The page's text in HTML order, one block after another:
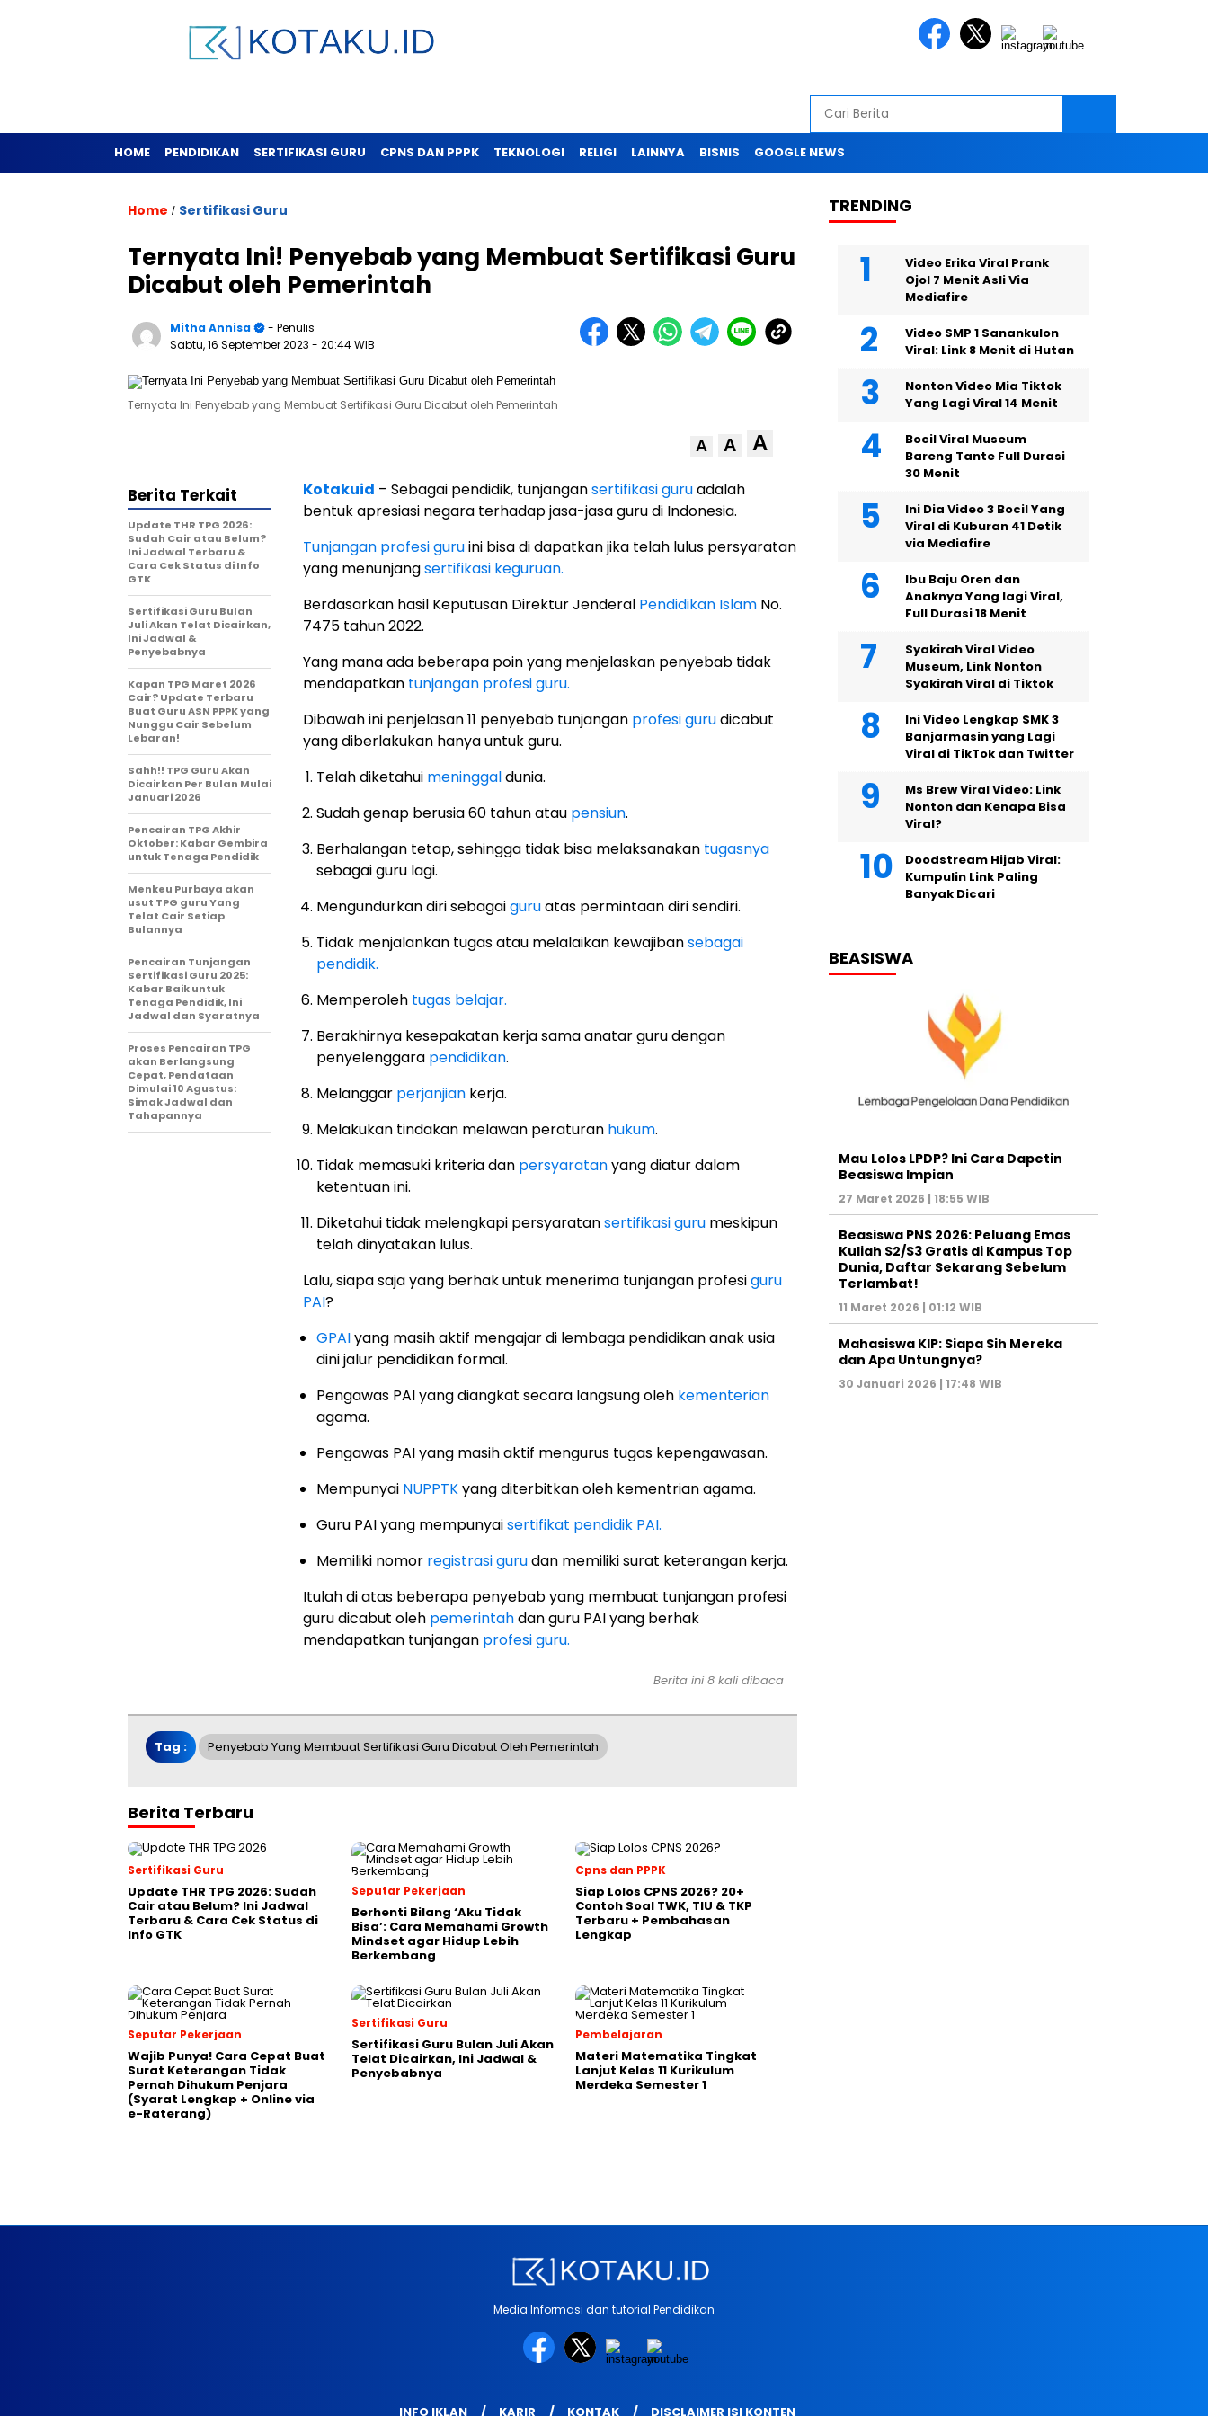
HOME PENDIDIKAN SERTIFIKASI GURU CPNS DAN PPPK TEKNOLOGI RELIGI LAINNYA BISNIS GOOGLE NEWS
Home / Sertifikasi Guru
Ternyata Ini! Penyebab yang Membuat Sertifikasi Guru
Dicabut oleh Pemerintah
Mitha Annisa
- Penulis
Sabtu, 16 September 2023 - 20:44 WIB
Ternyata Ini Penyebab yang Membuat Sertifikasi Guru Dicabut oleh Pemerintah
A A A
Kotakuid – Sebagai pendidik, tunjangansertifikasi guruadalah
bentuk apresiasi negara terhadap jasa-jasa guru di Indonesia.
Tunjangan profesi guruini bisa di dapatkan jika telah lulus persyaratan
yang menunjangsertifikasi keguruan.
Berdasarkan hasil Keputusan Direktur Jenderal Pendidikan Islam No.
7475 tahun 2022.
Yang mana ada beberapa poin yang menjelaskan penyebab tidak
mendapatkan tunjangan profesi guru.
Dibawah ini penjelasan 11 penyebab tunjangan profesi gurudicabut
yang diberlakukan hanya untuk guru.
Telah diketahui meninggaldunia.
Sudah genap berusia 60 tahun atau pensiun.
Berhalangan tetap, sehingga tidak bisa melaksanakan tugasnya
sebagai guru lagi.
Mengundurkan diri sebagaiguruatas permintaan diri sendiri.
Tidak menjalankan tugas atau melalaikan kewajibansebagai
pendidik.
Memperoleh tugas belajar.
Berakhirnya kesepakatan kerja sama anatar guru dengan
penyelenggara pendidikan.
Melanggar perjanjian kerja.
Melakukan tindakan melawan peraturan hukum.
Tidak memasuki kriteria dan persyaratanyang diatur dalam
ketentuan ini.
Diketahui tidak melengkapi persyaratansertifikasi guru meskipun
telah dinyatakan lulus.
Lalu, siapa saja yang berhak untuk menerima tunjangan profesiguru
PAI?
GPAIyang masih aktif mengajar di lembaga pendidikan anak usia
dini jalur pendidikan formal.
Pengawas PAI yang diangkat secara langsung oleh kementerian
agama.
Pengawas PAI yang masih aktif mengurus tugas kepengawasan.
Mempunyai NUPPTKyang diterbitkan oleh kementrian agama.
Guru PAI yang mempunyaisertifikat pendidik PAI.
Memiliki nomor registrasi gurudan memiliki surat keterangan kerja.
Itulah di atas beberapa penyebab yang membuat tunjangan profesi
guru dicabut oleh pemerintahdan guru PAI yang berhak
mendapatkan tunjangan profesi guru.
Berita Terkait
Update THR TPG 2026:
Sudah Cair atau Belum?
Ini Jadwal Terbaru &
Cara Cek Status di Info
GTK
Sertifikasi Guru Bulan
Juli Akan Telat Dicairkan,
Ini Jadwal &
Penyebabnya
Kapan TPG Maret 2026
Cair? Update Terbaru
Buat Guru ASN PPPK yang
Nunggu Cair Sebelum
Lebaran!
Sahh!! TPG Guru Akan
Dicairkan Per Bulan Mulai
Januari 2026
Pencairan TPG Akhir
Oktober: Kabar Gembira
untuk Tenaga Pendidik
Menkeu Purbaya akan
usut TPG guru Yang
Telat Cair Setiap
Bulannya
Pencairan Tunjangan
Sertifikasi Guru 2025:
Kabar Baik untuk
Tenaga Pendidik, Ini
Jadwal dan Syaratnya
Proses Pencairan TPG
akan Berlangsung
Cepat, Pendataan
Dimulai 10 Agustus:
Simak Jadwal dan
Tahapannya
Berita ini 8 kali dibaca
Tag : Penyebab Yang Membuat Sertifikasi Guru Dicabut Oleh Pemerintah
Berita Terbaru
Sertifikasi Guru
Update THR TPG 2026: Sudah
Cair atau Belum? Ini Jadwal
Terbaru & Cara Cek Status di
Info GTK
Seputar Pekerjaan
Berhenti Bilang ‘Aku Tidak
Bisa’: Cara Memahami Growth
Mindset agar Hidup Lebih
Berkembang
Cpns dan PPPK
Siap Lolos CPNS 2026? 20+
Contoh Soal TWK, TIU & TKP
Terbaru + Pembahasan
Lengkap
Seputar Pekerjaan
Wajib Punya! Cara Cepat Buat
Surat Keterangan Tidak
Pernah Dihukum Penjara
(Syarat Lengkap + Online via
e-Raterang)
Sertifikasi Guru
Sertifikasi Guru Bulan Juli Akan
Telat Dicairkan, Ini Jadwal &
Penyebabnya
Pembelajaran
Materi Matematika Tingkat
Lanjut Kelas 11 Kurikulum
Merdeka Semester 1
TRENDING
Video Erika Viral Prank
Ojol 7 Menit Asli Via
Mediafire
Video SMP 1 Sanankulon
Viral: Link 8 Menit di Hutan
Nonton Video Mia Tiktok
Yang Lagi Viral 14 Menit
Bocil Viral Museum
Bareng Tante Full Durasi
30 Menit
Ini Dia Video 3 Bocil Yang
Viral di Kuburan 41 Detik
via Mediafire
Ibu Baju Oren dan
Anaknya Yang lagi Viral,
Full Durasi 18 Menit
Syakirah Viral Video
Museum, Link Nonton
Syakirah Viral di Tiktok
Ini Video Lengkap SMK 3
Banjarmasin yang Lagi
Viral di TikTok dan Twitter
Ms Brew Viral Video: Link
Nonton dan Kenapa Bisa
Viral?
Doodstream Hijab Viral:
Kumpulin Link Paling
Banyak Dicari
BEASISWA
Mau Lolos LPDP? Ini Cara Dapetin
Beasiswa Impian
27 Maret 2026 | 18:55 WIB
Beasiswa PNS 2026: Peluang Emas
Kuliah S2/S3 Gratis di Kampus Top
Dunia, Daftar Sekarang Sebelum
Terlambat!
11 Maret 2026 | 01:12 WIB
Mahasiswa KIP: Siapa Sih Mereka
dan Apa Untungnya?
30 Januari 2026 | 17:48 WIB
Media Informasi dan tutorial Pendidikan
INFO IKLAN KARIR KONTAK DISCLAIMER ISI KONTEN